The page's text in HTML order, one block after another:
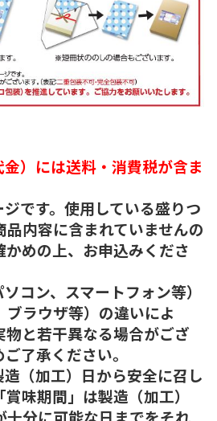
）には送料・消費税が含ま
です。使用している盛りつ
内容に含まれていませんの
めの上、お申込みくださ
コン、スマートフォン等）
ラウザ等）の違いによ
物と若干異なる場合がござ
了承ください。
（加工）日から安全に召し
味期間」は製造（加工）